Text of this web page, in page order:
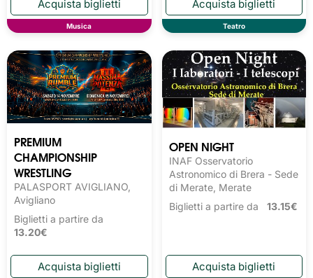
Musica Teatro
PREMIUM
CHAMPIONSHIP
WRESTLING
PALASPORT AVIGLIANO,
Avigliano
Biglietti a partire da
13.20€
OPEN NIGHT
INAF Osservatorio
Astronomico di Brera - Sede
di Merate, Merate
Biglietti a partire da 13.15€